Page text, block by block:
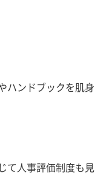
ハンドブックを肌身
て人事評価制度も見